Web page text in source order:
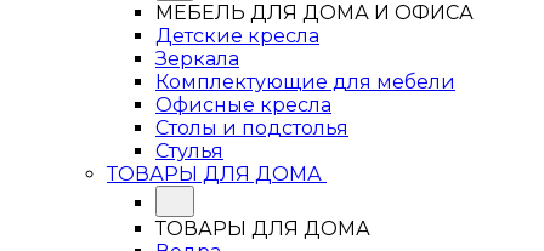
МЕБЕЛЬ ДЛЯ ДОМА И ОФИСА
Детские кресла
Зеркала
Комплектующие для мебели
Офисные кресла
Столы и подстолья
Стулья
ТОВАРЫ ДЛЯ ДОМА
ТОВАРЫ ДЛЯ ДОМА